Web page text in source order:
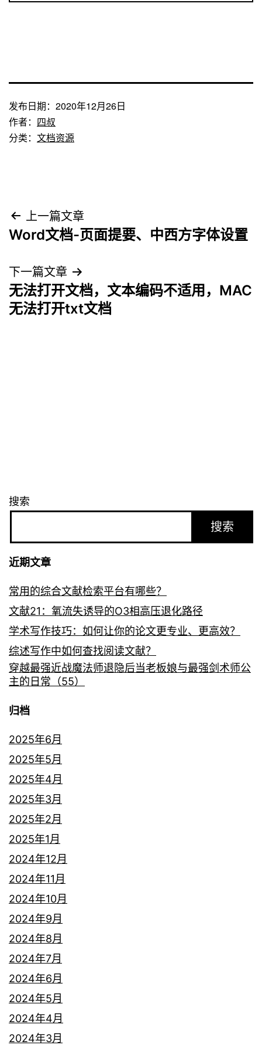
发布日期： 2020年12月26日
作者： 四叔
分类： 文档资源
文
章
导
航
上一篇文章
Word文档-页面提要、中西方字体设置
下一篇文章
无法打开文档，文本编码不适用，MAC
无法打开txt文档
搜索
搜索
近期文章
常用的综合文献检索平台有哪些？
文献21：氧流失诱导的O3相高压退化路径
学术写作技巧：如何让你的论文更专业、更高效？
综述写作中如何查找阅读文献？
穿越最强近战魔法师退隐后当老板娘与最强剑术师公
主的日常（55）
归档
2025年6月
2025年5月
2025年4月
2025年3月
2025年2月
2025年1月
2024年12月
2024年11月
2024年10月
2024年9月
2024年8月
2024年7月
2024年6月
2024年5月
2024年4月
2024年3月